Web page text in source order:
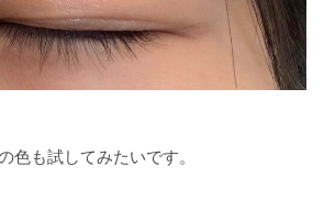
色も試してみたいです。